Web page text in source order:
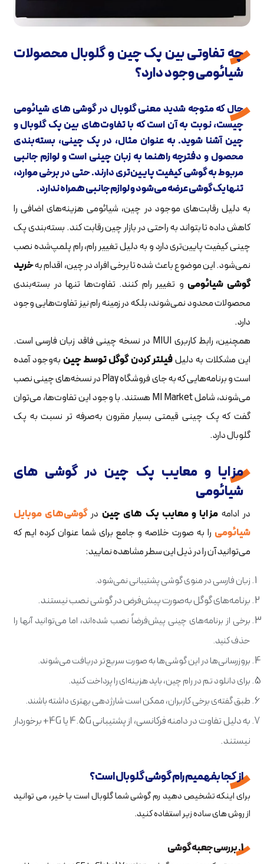
چه تفاوتی بین پک چین و گلوبال محصولات
شیائومی وجود دارد؟
حال که متوجه شدید معنی گلوبال در گوشی های شیائومی
چیست، نوبت به آن است که با تفاوت‌های بین پک گلوبال و
چین آشنا شوید. به عنوان مثال، در پک چینی، بسته‌بندی
محصول و دفترچه راهنما به زبان چینی است و لوازم جانبی
مربوط به گوشی کیفیت پایین‌تری دارند. حتی در برخی موارد،
تنها یک گوشی عرضه می‌شود و لوازم جانبی همراه ندارد.
به دلیل رقابت‌های موجود در چین، شیائومی هزینه‌های اضافی را
کاهش داده تا بتواند به راحتی در بازار چین رقابت کند. بسته‌بندی پک
چینی کیفیت پایین‌تری دارد و به دلیل تغییر رام، رام پلمپ‌شده نصب
نمی‌شود. این موضوع باعث شده تا برخی افراد در چین، اقدام بهخرید
گوشی شیائومی و تغییر رام کنند. تفاوت‌ها تنها در بسته‌بندی
محصولات محدود نمی‌شوند، بلکه در زمینه رام نیز تفاوت‌هایی وجود
دارد.
همچنین، رابط کاربری MIUI در نسخه چینی فاقد زبان فارسی است.
این مشکلات به دلیلفیلتر کردن گوگل توسط چین به‌وجود آمده
است و برنامه‌هایی که به جای فروشگاه Play در نسخه‌های چینی نصب
می‌شوند، شامل MI Market هستند. با وجود این تفاوت‌ها، می‌توان
گفت که پک چینی قیمتی بسیار مقرون به‌صرفه تر نسبت به پک
گلوبال دارد.
مزایا و معایب پک چین در گوشی های
شیائومی
در ادامهمزایا و معایب پک های چین درگوشی‌های موبایل
شیائومی را به صورت خلاصه و جامع برای شما عنوان کرده ایم که
می‌توانید آن را در ذیل این سطر مشاهده نمایید:
زبان فارسی در منوی گوشی پشتیبانی نمی‌شود.
برنامه‌های گوگل به‌صورت پیش‌فرض در گوشی نصب نیستند.
برخی از برنامه‌های چینی پیش‌فرضاً نصب شده‌اند، اما می‌توانید آنها را
حذف کنید.
بروزرسانی‌ها در این گوشی‌ها به صورت سریع‌تر دریافت می‌شوند.
برای دانلود تم در رام چین، باید هزینه‌ای را پرداخت کنید.
طبق گفته‌ی برخی کاربران، ممکن است شارژدهی بهتری داشته باشند.
به دلیل تفاوت در دامنه فرکانسی، از پشتیبانی 4.5G یا 4G+ برخوردار
نیستند.
از کجا بفهمیم رام گوشی گلوبال است؟
برای اینکه تشخیص دهید رم گوشی شما گلوبال است یا خیر، می توانید
از روش های ساده زیر استفاده کنید.
1. بررسی جعبه گوشی